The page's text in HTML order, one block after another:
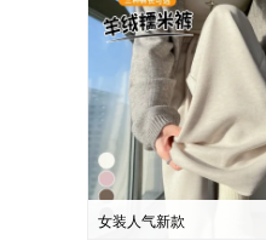
女装人气新款